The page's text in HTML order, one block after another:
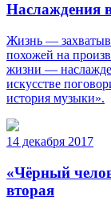
Наслаждения
Жизнь —
похожей на
жизни —
искусстве
история музыки».
14 декабря 2017
«Чёрный
вторая